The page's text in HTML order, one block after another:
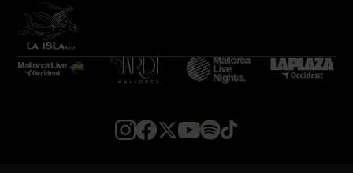
LIA KALI
LUCIANO
MARIANO MELLINO
MARIBEL MAYANS
MEDUZA